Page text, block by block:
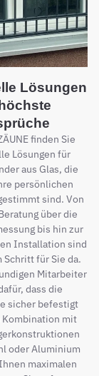
Lösungen
finden Sie
Lösungen für
aus Glas, die
persönlichen
sind. Von
über die
bis hin zur
Installation sind
für Sie da.
Mitarbeiter
dass die
sicher befestigt
mit
oder Aluminium
maximalen